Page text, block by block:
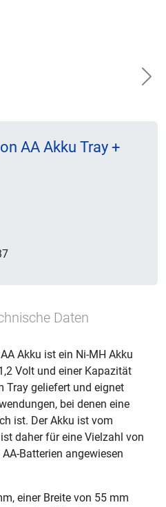
AA Akku Tray +
Daten
Akku ist ein Ni-MH Akku
Volt und einer Kapazität
Tray geliefert und eignet
bei denen eine
ist. Der Akku ist vom
daher für eine Vielzahl von
Batterien angewiesen
einer Breite von 55 mm